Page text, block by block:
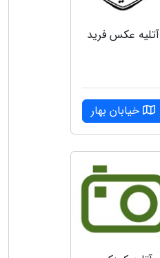
آتلیه عکس فرید
خیابان بهار